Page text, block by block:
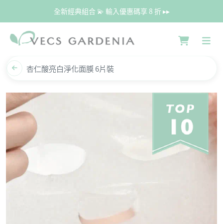
全新經典組合 💫 輸入優惠碼享 8 折 ▸▸
杏仁酸亮白淨化面膜 6片裝